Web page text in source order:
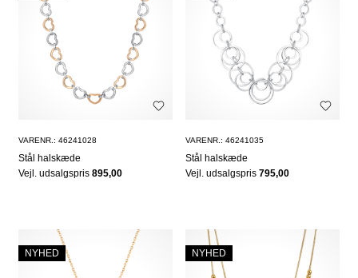
VARENR.: 46241028
Stål halskæde
Vejl. udsalgspris 895,00
VARENR.: 46241035
Stål halskæde
Vejl. udsalgspris795,00
NYHED NYHED